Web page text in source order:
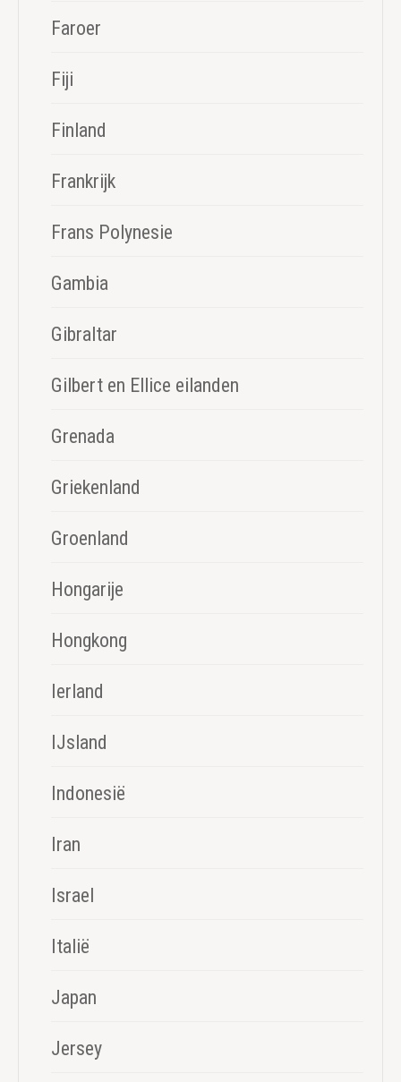
Faroer
Fiji
Finland
Frankrijk
Frans Polynesie
Gambia
Gibraltar
Gilbert en Ellice eilanden
Grenada
Griekenland
Groenland
Hongarije
Hongkong
Ierland
IJsland
Indonesië
Iran
Israel
Italië
Japan
Jersey